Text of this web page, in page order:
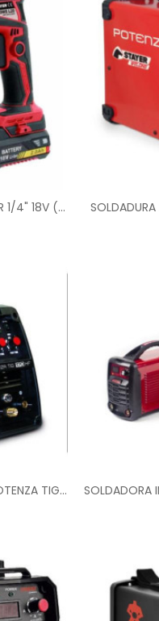
ATORNILLADOR PARA PLADUR 1/4" 18V (2 BATERIAS)
GRUPO SOLDAR INVERTER POTENZA TIG 170HF 2.317